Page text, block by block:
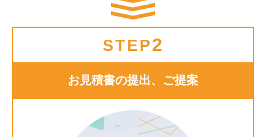
STEP2
お見積書の提出、ご提案